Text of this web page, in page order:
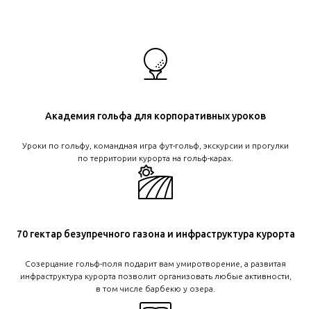
Академия гольфа для корпоративных уроков
Уроки по гольфу, командная игра фут-гольф, экскурсии и прогулки
по территории курорта на гольф-карах.
70 гектар безупречного газона и инфраструктура курорта
Созерцание гольф-поля подарит вам умиротворение, а развитая
инфраструктура курорта позволит организовать любые активности,
в том числе барбекю у озера.